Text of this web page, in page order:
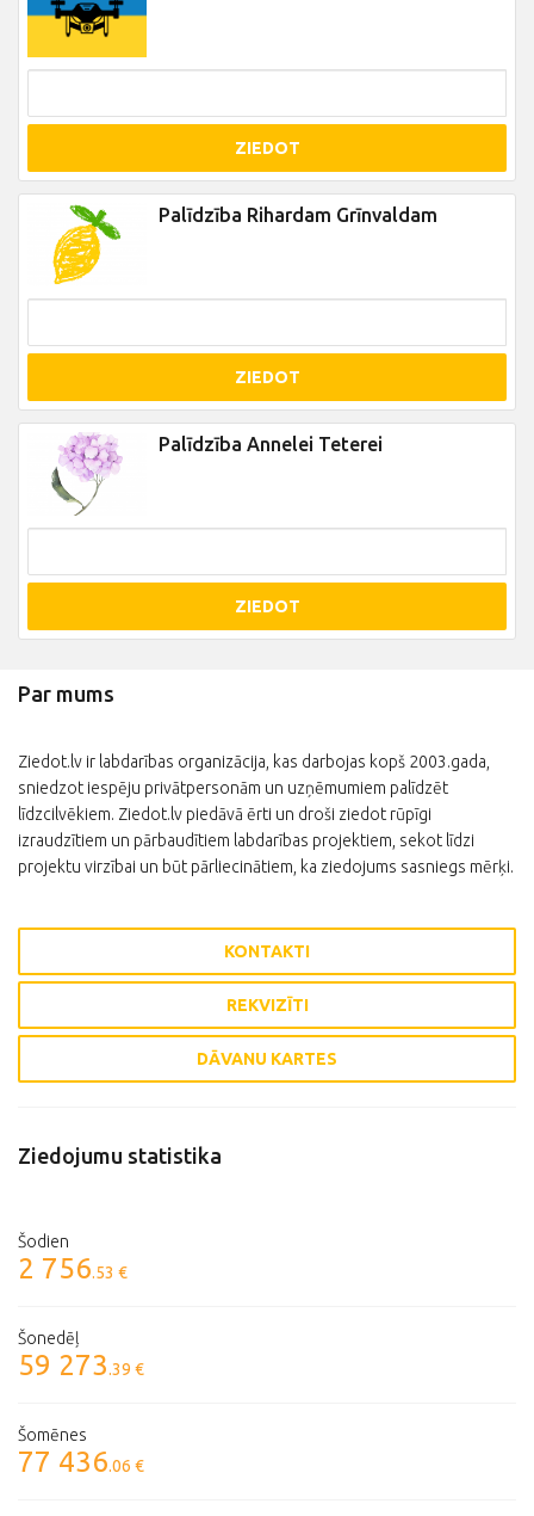
ZIEDOT
Palīdzība Rihardam Grīnvaldam
ZIEDOT
Palīdzība Annelei Teterei
ZIEDOT
Par mums
Ziedot.lv ir labdarības organizācija, kas darbojas kopš 2003.gada,
sniedzot iespēju privātpersonām un uzņēmumiem palīdzēt
līdzcilvēkiem. Ziedot.lv piedāvā ērti un droši ziedot rūpīgi
izraudzītiem un pārbaudītiem labdarības projektiem, sekot līdzi
projektu virzībai un būt pārliecinātiem, ka ziedojums sasniegs mērķi.
KONTAKTI
REKVIZĪTI
DĀVANU KARTES
Ziedojumu statistika
Šodien
2 756.53 €
Šonedēļ
59 273.39 €
Šomēnes
77 436.06 €